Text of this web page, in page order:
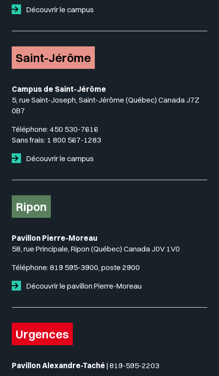
Découvrir le campus
Saint-Jérôme
Campus de Saint-Jérôme
5, rue Saint-Joseph, Saint-Jérôme (Québec) Canada J7Z
0B7
Téléphone: 450 530-7616
Sans frais: 1 800 567-1283
Découvrir le campus
Ripon
Pavillon Pierre-Moreau
58, rue Principale, Ripon (Québec) Canada J0V 1V0
Téléphone: 819 595-3900, poste 2900
Découvrir le pavillon Pierre-Moreau
Urgences
Pavillon Alexandre-Taché | 819-595-2203